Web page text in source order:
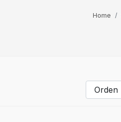
Home